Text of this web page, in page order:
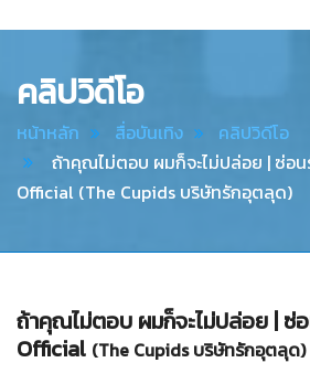
Thai
คลิปวิดีโอ
หน้าหลัก สื่อบันเทิง
คลิปวิดีโอ
ถ้าคุณไม่ตอบ ผมก็จะไม่ปล่อย | ซ่อน
Official (The Cupids บริษัทรักอุตลุด)
ถ้าคุณไม่ตอบ ผมก็จะไม่ปล่อย | ซ่
Official (The Cupids บริษัทรักอุตลุด)